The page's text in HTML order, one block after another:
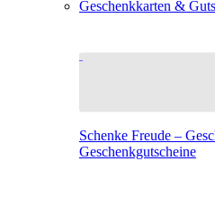
Geschenkkarten &
Schenke Freude –
Geschenkgutscheine